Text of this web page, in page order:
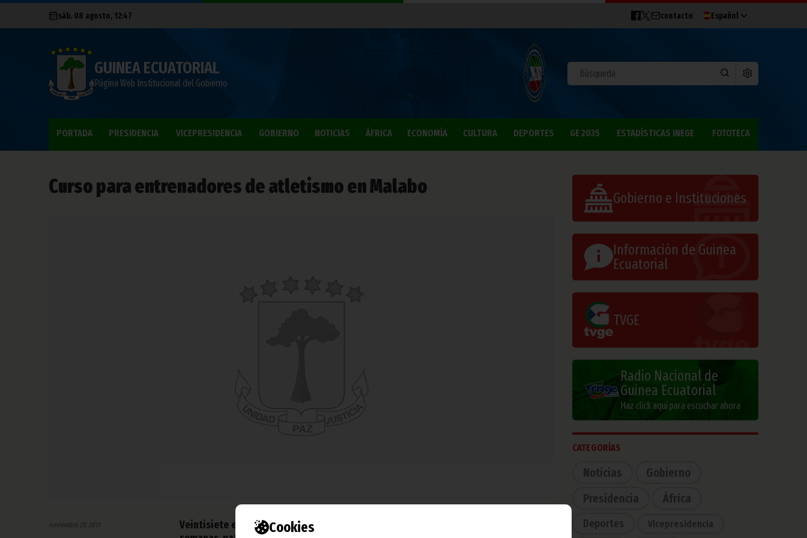
Cookies
sáb. 08 agosto, 12:47 contacto Español
GUINEA ECUATORIAL
Página Web Institucional del Gobierno
PORTADA PRESIDENCIA VICEPRESIDENCIA GOBIERNO NOTICIAS ÁFRICA ECONOMÍA CULTURA DEPORTES GE 2035 ESTADÍSTICAS INEGE FOTOTECA
Curso para entrenadores de atletismo en Malabo
noviembre 29, 2011
Veintisiete entrenadores de atletismo se han formado en un curso intensivo de dos
Gobierno e Instituciones
Información de Guinea
Ecuatorial
TVGE
Radio Nacional de
Guinea Ecuatorial
Haz click aquí para escuchar ahora
CATEGORÍAS
Noticias
Gobierno
Presidencia
África
Deportes Vicepresidencia